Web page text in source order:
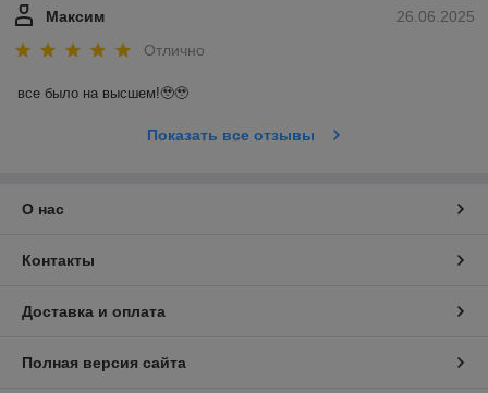
26.06.2025
Максим
Отлично
все было на высшем!🥹🥹
Показать все отзывы
О нас
Контакты
Доставка и оплата
Полная версия сайта